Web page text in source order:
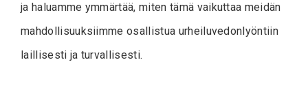
ja haluamme ymmärtää, miten tämä vaikuttaa meidän
mahdollisuuksiimme osallistua urheiluvedonlyöntiin
laillisesti ja turvallisesti.